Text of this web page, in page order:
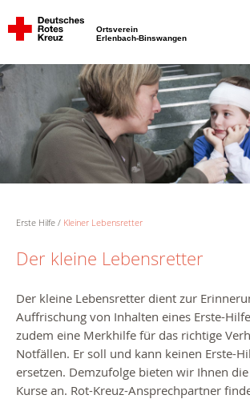
Ortsverein
Erlenbach-Binswangen
Erste Hilfe Kleiner Lebensretter
Der kleine Lebensretter
Der kleine Lebensretter dient zur
Auffrischung von Inhalten eines Erste-
zudem eine Merkhilfe für das richtige
Notfällen. Er soll und kann keinen Erste-
ersetzen. Demzufolge bieten wir Ihnen
Kurse an. Rot-Kreuz-Ansprechpartner